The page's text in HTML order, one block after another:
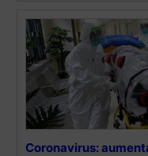
Coronavirus: